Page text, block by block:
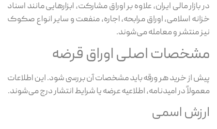
در بازار مالی ایران، علاوه بر اوراق مشارکت، ابزارهایی مانند اسناد
خزانه اسلامی، اوراق مرابحه، اجاره، منفعت و سایر انواع صکوک
نیز منتشر و معامله می‌شوند.
مشخصات اصلی اوراق قرضه
پیش از خرید هر ورقه باید مشخصات آن بررسی شود. این اطلاعات
معمولاً در امیدنامه، اطلاعیه عرضه یا شرایط انتشار درج می‌شوند.
ارزش اسمی